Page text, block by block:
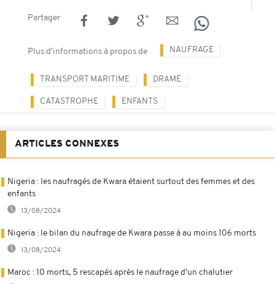
Partager
Plus d'informations à propos de NAUFRAGE
TRANSPORT MARITIME DRAME
CATASTROPHE ENFANTS
ARTICLES CONNEXES
Nigeria : les naufragés de Kwara étaient surtout des femmes et des
enfants
13/08/2024
Nigeria : le bilan du naufrage de Kwara passe à au moins 106 morts
13/08/2024
Maroc : 10 morts, 5 rescapés après le naufrage d'un chalutier